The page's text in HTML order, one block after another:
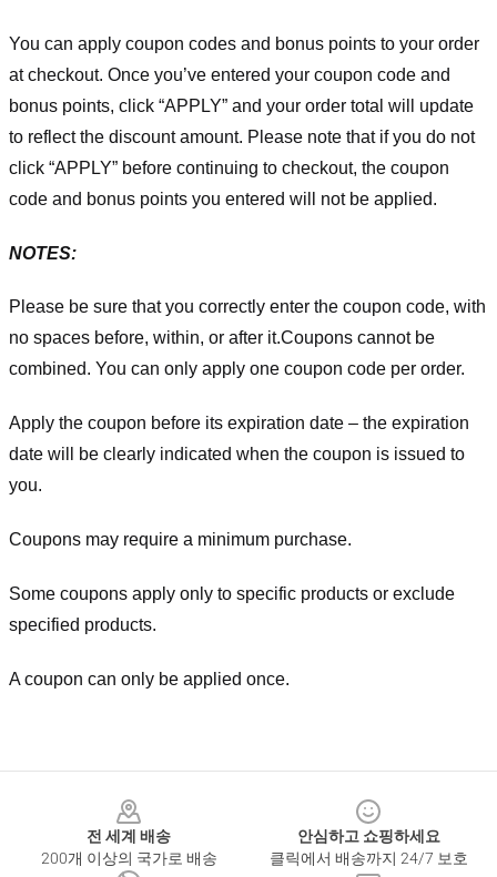
You can apply coupon codes and bonus points to your order
at checkout. Once you’ve entered your coupon code and
bonus points, click “APPLY” and your order total will update
to reflect the discount amount. Please note that if you do not
click “APPLY” before continuing to checkout, the coupon
code and bonus points you entered will not be applied.
NOTES:
Please be sure that you correctly enter the coupon code, with
no spaces before, within, or after it.Coupons cannot be
combined. You can only apply one coupon code per order.
Apply the coupon before its expiration date – the expiration
date will be clearly indicated when the coupon is issued to
you.
Coupons may require a minimum purchase.
Some coupons apply only to specific products or exclude
specified products.
A coupon can only be applied once.
전 세계 배송
200개 이상의 국가로 배송
안심하고 쇼핑하세요
클릭에서 배송까지 24/7 보호